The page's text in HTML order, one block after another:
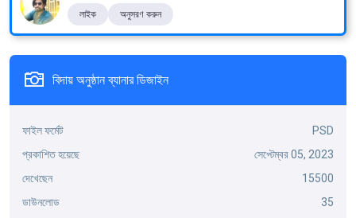
লাইক অনুসরণ করুন
বিদায় অনুষ্ঠান ব্যানার ডিজাইন
ফাইল ফর্মেট
PSD
প্রকাশিত হয়েছে
সেপ্টেম্বর 05, 2023
দেখেছেন
15500
ডাউনলোড
35